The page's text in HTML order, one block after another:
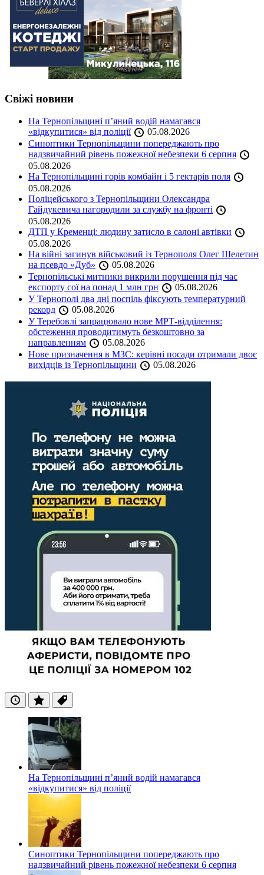
Свіжі новини
На Тернопільщині п’яний водій намагався
«відкупитися» від поліції
05.08.2026
Синоптики Тернопільщини попереджають про
надзвичайний рівень пожежної небезпеки 6 серпня
05.08.2026
На Тернопільщині горів комбайн і 5 гектарів поля
05.08.2026
Поліцейського з Тернопільщини Олександра
Гайдукевича нагородили за службу на фронті
05.08.2026
ДТП у Кременці: людину затисло в салоні автівки
05.08.2026
На війні загинув військовий із Тернополя Олег Шелетин
на псевдо «Дуб»
05.08.2026
Тернопільські митники викрили порушення під час
експорту сої на понад 1 млн грн
05.08.2026
У Тернополі два дні поспіль фіксують температурний
рекорд
05.08.2026
У Теребовлі запрацювало нове МРТ-відділення:
обстеження проводитимуть безкоштовно за
направленням
05.08.2026
Нове призначення в МЗС: керівні посади отримали двоє
вихідців із Тернопільщини
05.08.2026
ОстанніПопулярні
Теги
На Тернопільщині п’яний водій намагався
«відкупитися» від поліції
Синоптики Тернопільщини попереджають про
надзвичайний рівень пожежної небезпеки 6 серпня